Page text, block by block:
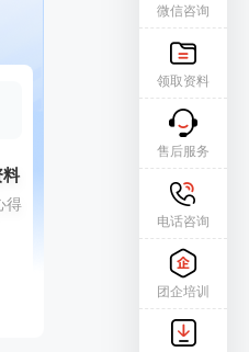
微信咨询
领取资料
售后服务
电话咨询
团企培训